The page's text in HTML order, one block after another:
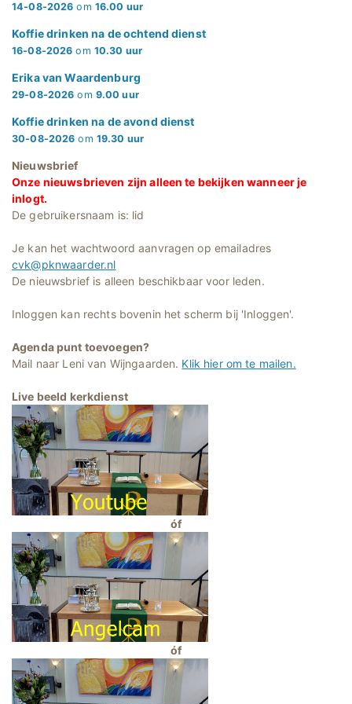
14-08-2026 om 16.00 uur
Koffie drinken na de ochtend dienst
16-08-2026 om 10.30 uur
Erika van Waardenburg
29-08-2026 om 9.00 uur
Koffie drinken na de avond dienst
30-08-2026 om 19.30 uur
Nieuwsbrief
Onze nieuwsbrieven zijn alleen te bekijken wanneer je
inlogt.
De gebruikersnaam is: lid
Je kan het wachtwoord aanvragen op emailadres
cvk@pknwaarder.nl
De nieuwsbrief is alleen beschikbaar voor leden.
Inloggen kan rechts bovenin het scherm bij 'Inloggen'.
Agenda punt toevoegen?
Mail naar Leni van Wijngaarden. Klik hier om te mailen.
Live beeld kerkdienst
óf
óf